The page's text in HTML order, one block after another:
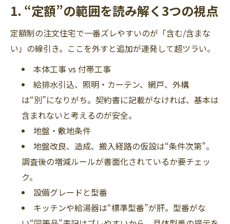
1. “定額”の範囲を読み解く3つの視点
定額制の注文住宅で一番ズレやすいのが「含む/含まな
い」の線引き。ここを外すと追加が連発して超ツラい。
本体工事 vs 付帯工事
給排水引込、照明・カーテン、網戸、外構
は“別”になりがち。契約書に記載がなければ、基本は
含まれないと考えるのが安全。
地盤・敷地条件
地盤改良、造成、搬入経路の仮設は“条件次第”。
調査後の増減ルールが書面化されているか要チェッ
ク。
設備グレードと型番
キッチンや給湯器は“標準型番”が肝。型番がな